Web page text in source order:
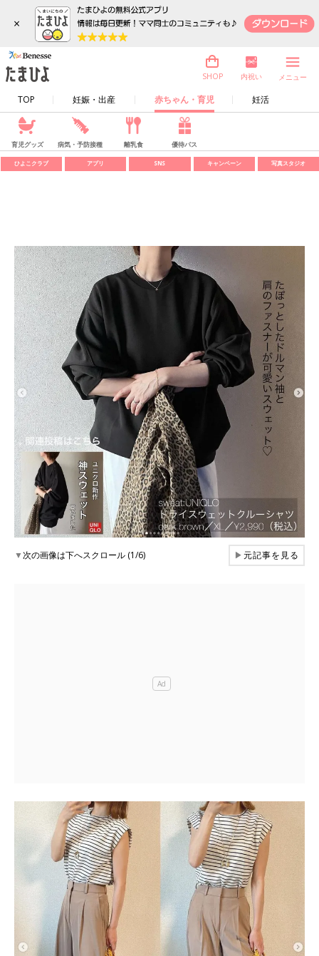
×
TOP 妊娠・出産 赤ちゃん・育児 妊活
SHOP 内祝い メニュー
育児グッズ 病気・予防接種 離乳食 優待パス
ひよこクラブ アプリ SNS キャンペーン 写真スタジオ
▼次の画像は下へスクロール (1/6) ▶元記事を見る